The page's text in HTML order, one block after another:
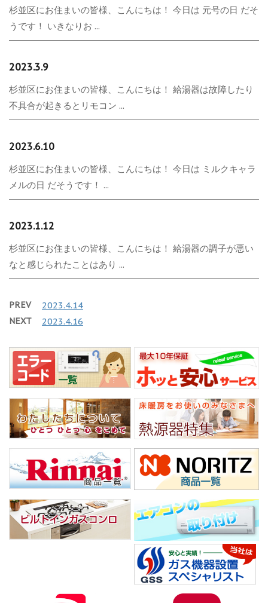
杉並区にお住まいの皆様、こんにちは！ 今日は 元号の日 だそ
うです！ いきなりお ...
2023.3.9
杉並区にお住まいの皆様、こんにちは！ 給湯器は故障したり
不具合が起きるとリモコン ...
2023.6.10
杉並区にお住まいの皆様、こんにちは！ 今日は ミルクキャラ
メルの日 だそうです！ ...
2023.1.12
杉並区にお住まいの皆様、こんにちは！ 給湯器の調子が悪い
なと感じられたことはあり ...
PREV 2023.4.14
NEXT 2023.4.16